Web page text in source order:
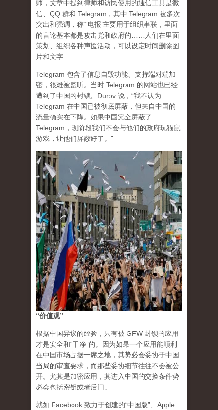
师，文章中提到律师和访民使用的通信工具是微
信、QQ 群和 Telegram，其中 Telegram 被多次
突出和强调，称“‘电报’主要用于组织串联，里面
的言论基本都是攻击党和政府的……人们在里面
策划、组织各种声援活动，可以设定时间删除图
片和文字……
Telegram 包含了信息自毁功能、支持端对端加
密，很难被监听。当时 Telegram 的网站也已经
遭到了中国的封锁。Durov 说，“我不认为
Telegram 在中国已被彻底屏蔽，但来自中国的
流量确实在下降。如果中国完全屏蔽了
Telegram，现阶段我们不会与他们的政府玩猫鼠
游戏，让他们屏蔽好了。”
“价值观”
根据中国异议的经验，只有被 GFW 封锁的应用
才是安全和“干净”的。因为如果一个应用能顺利
在中国市场占据一席之地，其势必会妥协于中国
当局的审查要求，而那些妥协细节往往不会被公
开。尤其是加密应用，其进入中国的交换条件势
必会包括密钥或者后门。
就如 Facebook 致力于创建的“中国版”、Apple